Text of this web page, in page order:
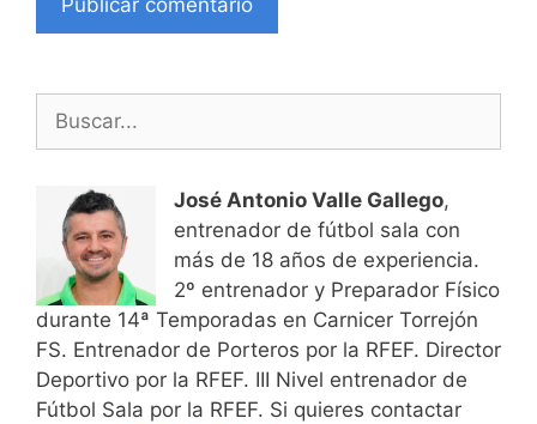
Buscar:
José Antonio Valle Gallego,
entrenador de fútbol sala con
más de 18 años de experiencia.
2º entrenador y Preparador Físico
durante 14ª Temporadas en Carnicer Torrejón
FS. Entrenador de Porteros por la RFEF. Director
Deportivo por la RFEF. III Nivel entrenador de
Fútbol Sala por la RFEF. Si quieres contactar